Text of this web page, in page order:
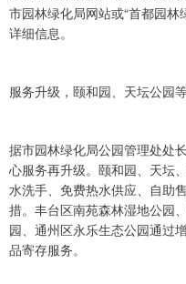
市园林绿化局网站或“首都园
详细信息。
服务升级，颐和园、天坛公园
据市园林绿化局公园管理处处
心服务再升级。颐和园、天坛
水洗手、免费热水供应、自助
措。丰台区南苑森林湿地公园
园、通州区永乐生态公园通过
品寄存服务。